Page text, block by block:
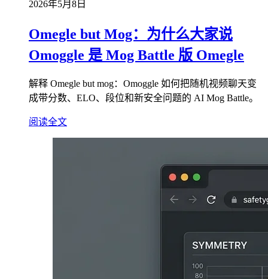
2026年5月8日
Omegle but Mog：为什么大家说
Omoggle 是 Mog Battle 版 Omegle
解释 Omegle but mog：Omoggle 如何把随机视频聊天变
成带分数、ELO、段位和新安全问题的 AI Mog Battle。
阅读全文